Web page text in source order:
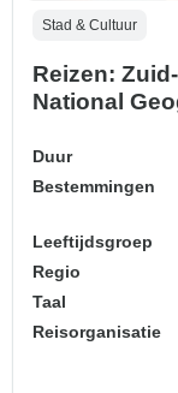
Stad & Cultuur
Reizen:
National
Duur
Bestemmingen
Leeftijdsgroep
Regio
Taal
Reisorganisatie